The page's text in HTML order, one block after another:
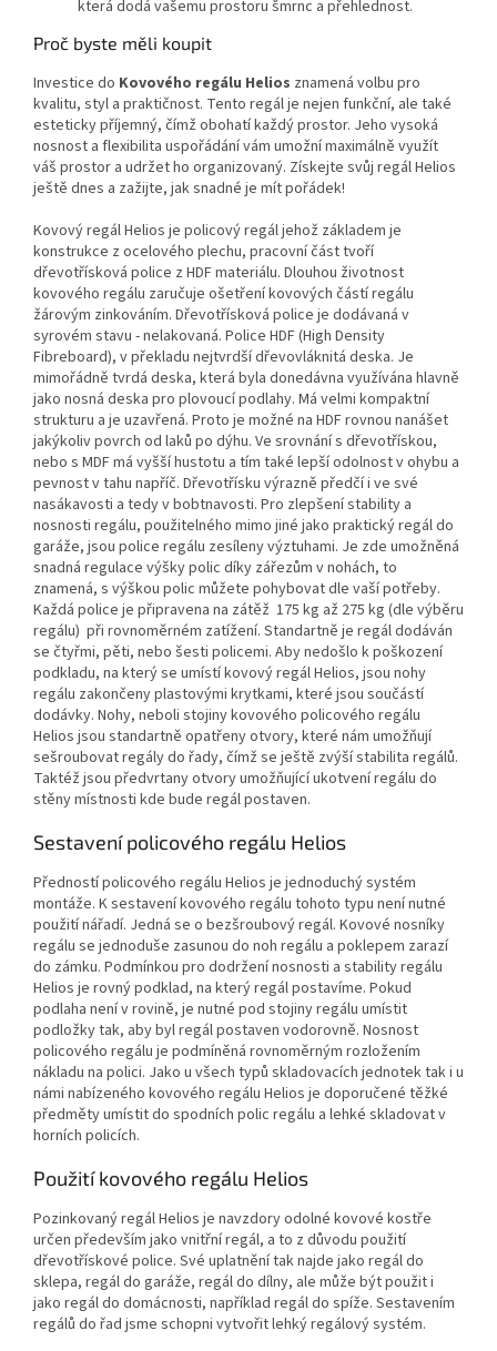
která dodá vašemu prostoru šmrnc a přehlednost.
Proč byste měli koupit
Investice do Kovového regálu Helios znamená volbu pro
kvalitu, styl a praktičnost. Tento regál je nejen funkční, ale také
esteticky příjemný, čímž obohatí každý prostor. Jeho vysoká
nosnost a flexibilita uspořádání vám umožní maximálně využít
váš prostor a udržet ho organizovaný. Získejte svůj regál Helios
ještě dnes a zažijte, jak snadné je mít pořádek!
Kovový regál Helios je policový regál jehož základem je
konstrukce z ocelového plechu, pracovní část tvoří
dřevotřísková police z HDF materiálu. Dlouhou životnost
kovového regálu zaručuje ošetření kovových částí regálu
žárovým zinkováním. Dřevotřísková police je dodávaná v
syrovém stavu - nelakovaná. Police HDF (High Density
Fibreboard), v překladu nejtvrdší dřevovláknitá deska. Je
mimořádně tvrdá deska, která byla donedávna využívána hlavně
jako nosná deska pro plovoucí podlahy. Má velmi kompaktní
strukturu a je uzavřená. Proto je možné na HDF rovnou nanášet
jakýkoliv povrch od laků po dýhu. Ve srovnání s dřevotřískou,
nebo s MDF má vyšší hustotu a tím také lepší odolnost v ohybu a
pevnost v tahu napříč. Dřevotřísku výrazně předčí i ve své
nasákavosti a tedy v bobtnavosti. Pro zlepšení stability a
nosnosti regálu, použitelného mimo jiné jako praktický regál do
garáže, jsou police regálu zesíleny výztuhami. Je zde umožněná
snadná regulace výšky polic díky zářezům v nohách, to
znamená, s výškou polic můžete pohybovat dle vaší potřeby.
Každá police je připravena na zátěž 175 kg až 275 kg (dle výběru
regálu) při rovnoměrném zatížení. Standartně je regál dodáván
se čtyřmi, pěti, nebo šesti policemi. Aby nedošlo k poškození
podkladu, na který se umístí kovový regál Helios, jsou nohy
regálu zakončeny plastovými krytkami, které jsou součástí
dodávky. Nohy, neboli stojiny kovového policového regálu
Helios jsou standartně opatřeny otvory, které nám umožňují
sešroubovat regály do řady, čímž se ještě zvýší stabilita regálů.
Taktéž jsou předvrtany otvory umožňující ukotvení regálu do
stěny místnosti kde bude regál postaven.
Sestavení policového regálu Helios
Předností policového regálu Helios je jednoduchý systém
montáže. K sestavení kovového regálu tohoto typu není nutné
použití nářadí. Jedná se o bezšroubový regál. Kovové nosníky
regálu se jednoduše zasunou do noh regálu a poklepem zarazí
do zámku. Podmínkou pro dodržení nosnosti a stability regálu
Helios je rovný podklad, na který regál postavíme. Pokud
podlaha není v rovině, je nutné pod stojiny regálu umístit
podložky tak, aby byl regál postaven vodorovně. Nosnost
policového regálu je podmíněná rovnoměrným rozložením
nákladu na polici. Jako u všech typů skladovacích jednotek tak i u
námi nabízeného kovového regálu Helios je doporučené těžké
předměty umístit do spodních polic regálu a lehké skladovat v
horních policích.
Použití kovového regálu Helios
Pozinkovaný regál Helios je navzdory odolné kovové kostře
určen především jako vnitřní regál, a to z důvodu použití
dřevotřískové police. Své uplatnění tak najde jako regál do
sklepa, regál do garáže, regál do dílny, ale může být použit i
jako regál do domácnosti, například regál do spíže. Sestavením
regálů do řad jsme schopni vytvořit lehký regálový systém.